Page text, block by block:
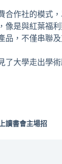
合作社的模式
像是與紅葉福
品，不僅串聯
了大學走出學
讀書會主場招